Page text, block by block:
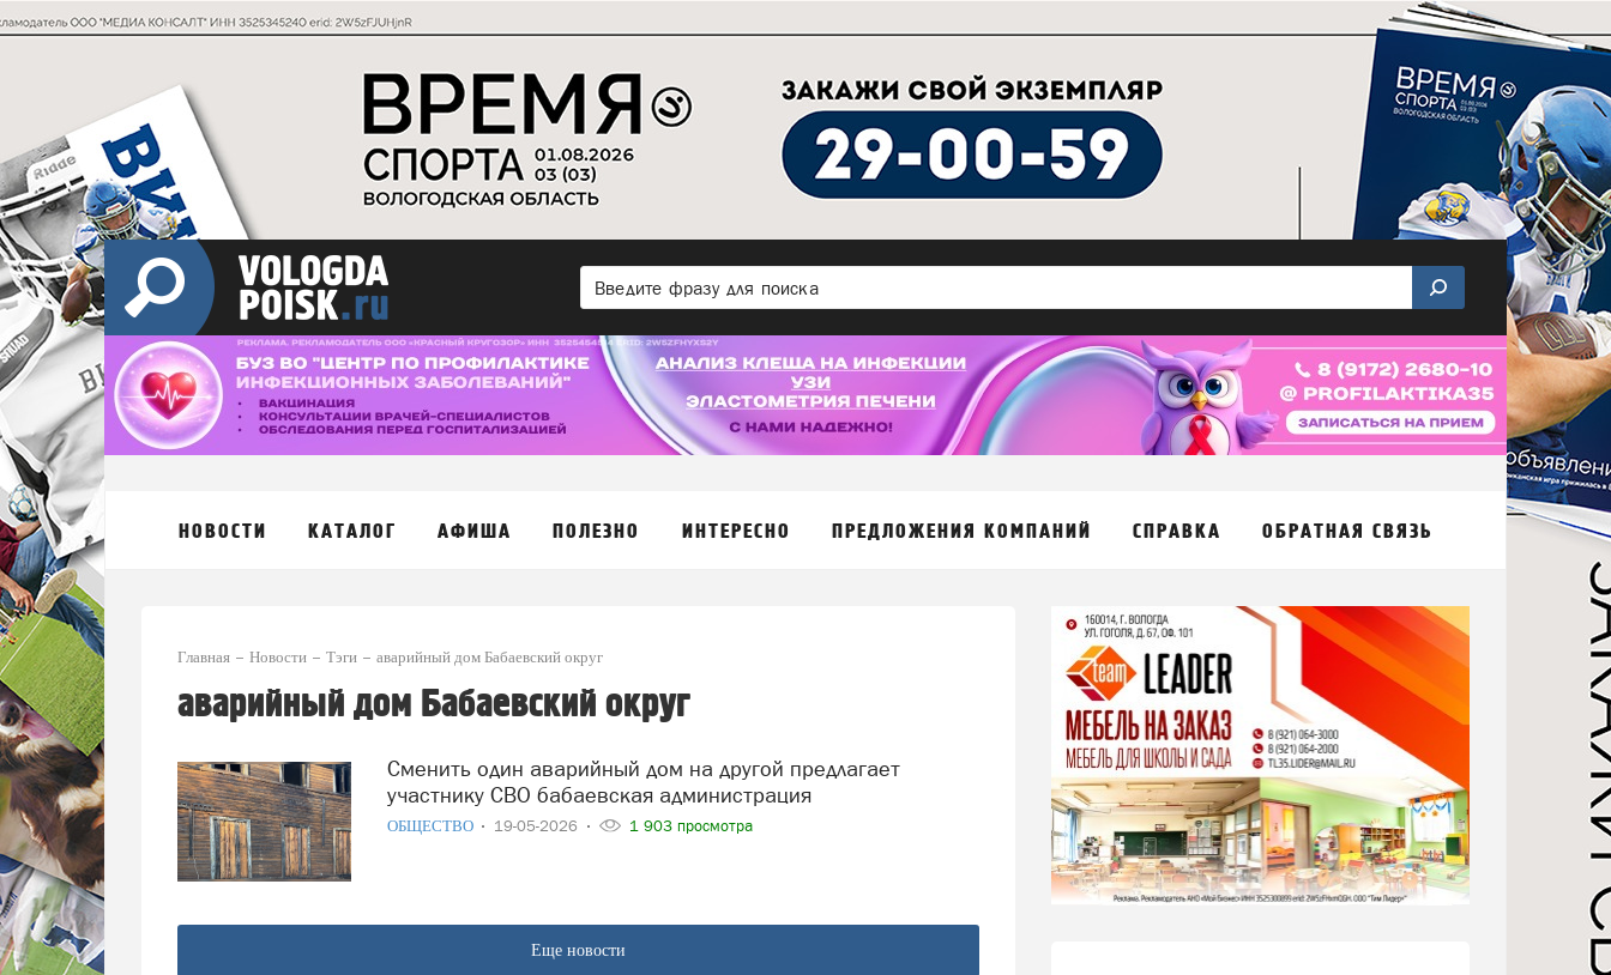
НОВОСТИ КАТАЛОГ АФИША ПОЛЕЗНО ИНТЕРЕСНО ПРЕДЛОЖЕНИЯ КОМПАНИЙ СПРАВКА ОБРАТНАЯ СВЯЗЬ
Главная Новости Тэги аварийный дом Бабаевский округ
аварийный дом Бабаевский округ
Сменить один аварийный дом на другой предлагает
участнику СВО бабаевская администрация
ОБЩЕСТВО 19-05-2026 1 903 просмотра
Еще новости